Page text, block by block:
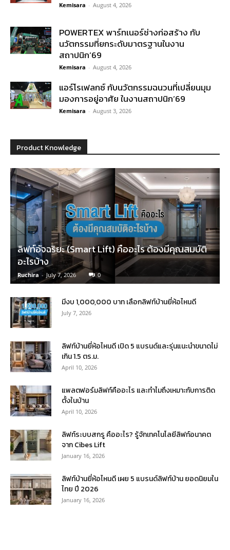
Kemisara - August 4, 2026
POWERTEX พาร์ทเนอร์ช่างก่อสร้าง กับ
นวัตกรรมที่ยกระดับมาตรฐานในงาน
สถาปนิก’69
Kemisara - August 4, 2026
แอร์โรเฟลกซ์ กับนวัตกรรมฉนวนที่เปลี่ยนมุม
มองการอยู่อาศัย ในงานสถาปนิก’69
Kemisara - August 3, 2026
Product Knowledge
ลิฟท์อัจฉริยะ (Smart Lift) คืออะไร ต้องมีคุณสมบัติ
อะไรบ้าง
Ruchira - July 7, 2026 0
มีงบ 1,000,000 บาท เลือกลิฟท์บ้านยี่ห้อไหนดี
July 7, 2026
ลิฟท์บ้านยี่ห้อไหนดี เปิด 5 แบรนด์และรุ่นแนะนำขนาดไม่
เกิน 1.5 ตร.ม.
April 10, 2026
แพลตฟอร์มลิฟท์คืออะไร และทำไมถึงเหมาะกับการติด
ตั้งในบ้าน
April 10, 2026
ลิฟท์ระบบสกรู คืออะไร? รู้จักเทคโนโลยีลิฟท์อนาคต
จาก Cibes Lift
January 16, 2026
ลิฟท์บ้านยี่ห้อไหนดี เผย 5 แบรนด์ลิฟท์บ้าน ยอดนิยมใน
ไทย ปี 2026
January 16, 2026